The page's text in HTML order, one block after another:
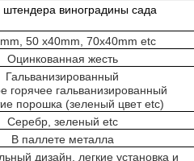
штендера виноградины сада
50 x40mm, 70x40mm etc
Оцинкованная жесть
Гальванизированный
горячее гальванизированный
порошка (зеленый цвет etc)
Серебр, зеленый etc
В паллете металла
дизайн, легкие установка и